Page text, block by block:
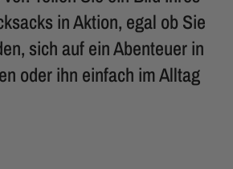
in Aktion, egal ob Sie
sich auf ein Abenteuer in
oder ihn einfach im Alltag